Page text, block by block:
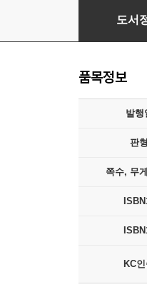
모든 주름에
도서
품목정보
발행
판형
쪽수, 무
KC